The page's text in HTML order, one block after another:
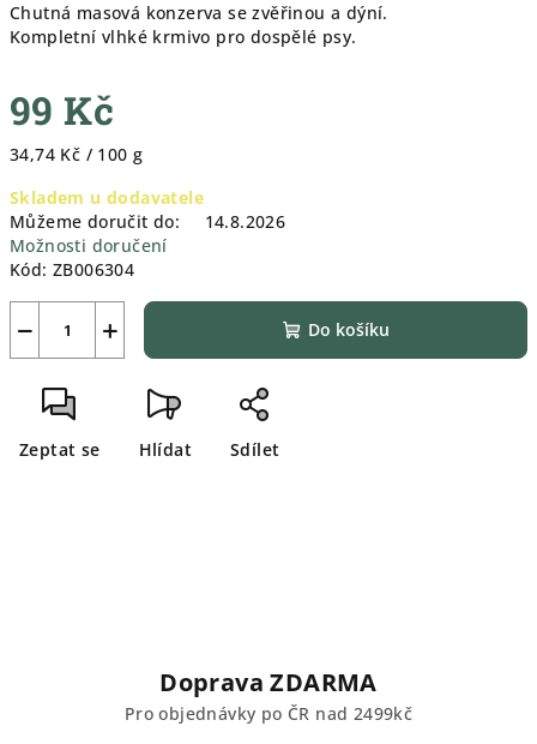
Chutná masová konzerva se zvěřinou a dýní.
Kompletní vlhké krmivo pro dospělé psy.
99 Kč
Měrná
34,74 Kč / 100 g
Skladem u dodavatele
Můžeme doručit do:
14.8.2026
Možnosti doručení
Kód: ZB006304
+
− Do košíku
Zeptat se Hlídat Sdílet
Doprava ZDARMA
Pro objednávky po ČR nad 2499kč